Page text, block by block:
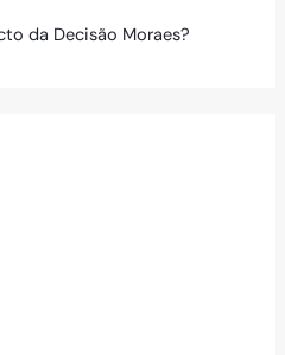
da Decisão Moraes?